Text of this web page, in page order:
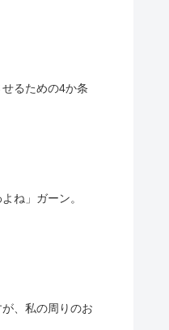
るための4か条
ね」ガーン。
、私の周りのお